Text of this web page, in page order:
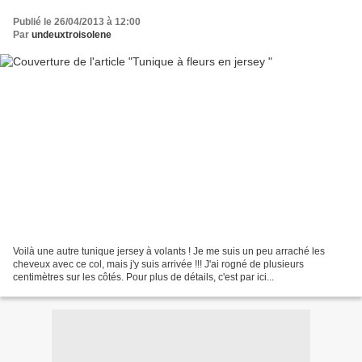
Publié le 26/04/2013 à 12:00
Par undeuxtroisolene
Voilà une autre tunique jersey à volants ! Je me suis un peu arraché les
cheveux avec ce col, mais j'y suis arrivée !!! J'ai rogné de plusieurs
centimètres sur les côtés. Pour plus de détails, c'est par ici...